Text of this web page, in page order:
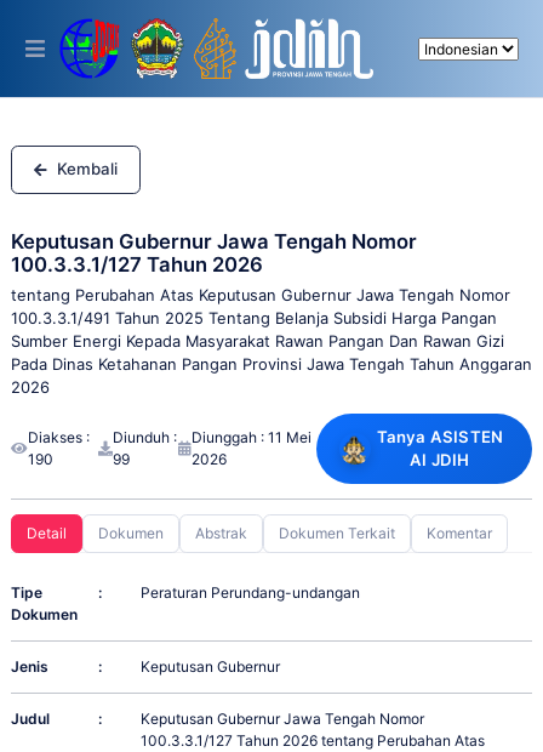
This
includes
accessibility
system.
Kembali
Keputusan Gubernur Jawa Tengah Nomor
100.3.3.1/127 Tahun 2026
tentang Perubahan Atas Keputusan Gubernur Jawa Tengah Nomor
100.3.3.1/491 Tahun 2025 Tentang Belanja Subsidi Harga Pangan
Sumber Energi Kepada Masyarakat Rawan Pangan Dan Rawan Gizi
Pada Dinas Ketahanan Pangan Provinsi Jawa Tengah Tahun Anggaran
2026
Diakses :
190
Diunduh :
99
Diunggah : 11 Mei
2026
Tanya ASISTEN
AI JDIH
Detail Dokumen Abstrak Dokumen Terkait Komentar
Tipe
Dokumen
: Peraturan Perundang-undangan
Jenis : Keputusan Gubernur
Judul :
Keputusan Gubernur Jawa Tengah Nomor
100.3.3.1/127 Tahun 2026 tentang Perubahan Atas